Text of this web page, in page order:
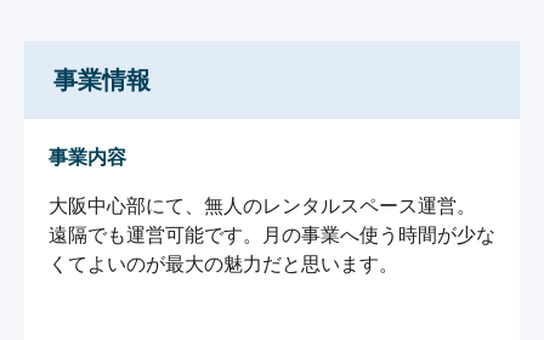
事業情報
事業内容
大阪中心部にて、無人のレンタルスペース運営。
遠隔でも運営可能です。月の事業へ使う時間が少な
くてよいのが最大の魅力だと思います。